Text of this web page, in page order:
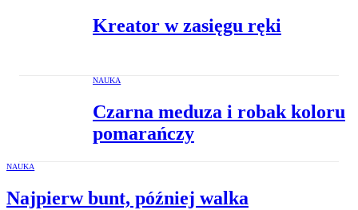
Kreator w zasięgu ręki
NAUKA
Czarna meduza i robak koloru
pomarańczy
NAUKA
Najpierw bunt, później walka